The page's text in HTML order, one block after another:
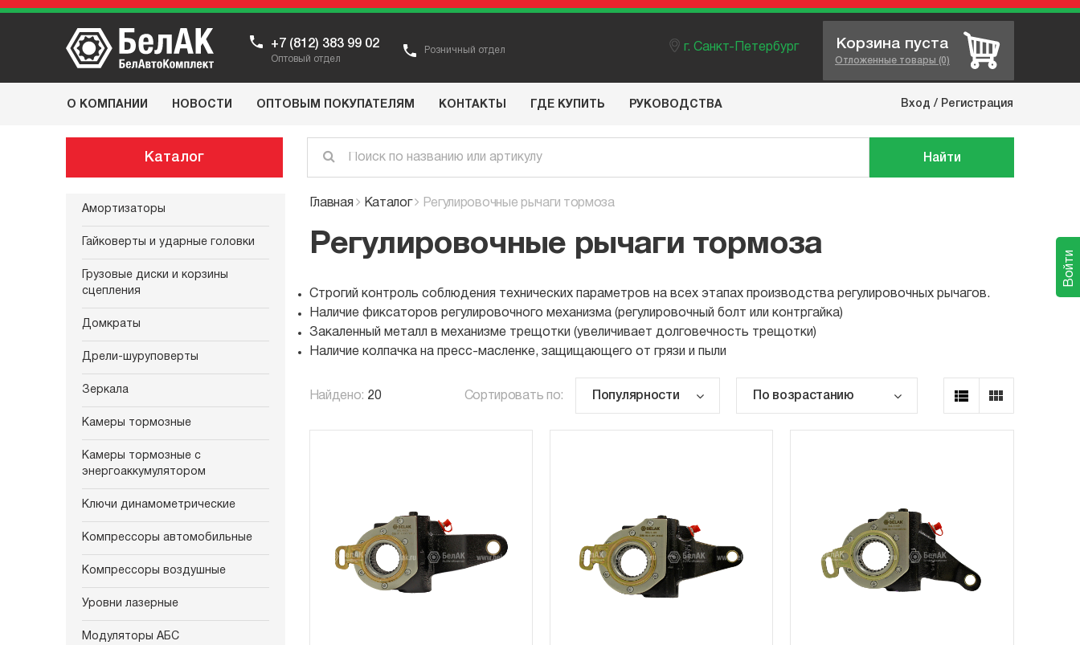
+7 (812) 383 99 02
Оптовый отдел
Розничный отдел г. Санкт-Петербург Корзина пуста
Отложенные товары (0)
О КОМПАНИИ НОВОСТИ ОПТОВЫМ ПОКУПАТЕЛЯМ КОНТАКТЫ ГДЕ КУПИТЬ РУКОВОДСТВА Вход / Регистрация
Каталог Найти
Амортизаторы
Гайковерты и ударные головки
Грузовые диски и корзины
сцепления
Домкраты
Дрели-шуруповерты
Зеркала
Камеры тормозные
Камеры тормозные с
энергоаккумулятором
Ключи динамометрические
Компрессоры автомобильные
Компрессоры воздушные
Уровни лазерные
Модуляторы АБС
Главная Каталог Регулировочные рычаги тормоза
Регулировочные рычаги тормоза
Строгий контроль соблюдения технических параметров на всех этапах производства регулировочных рычагов.
Наличие фиксаторов регулировочного механизма (регулировочный болт или контргайка)
Закаленный металл в механизме трещотки (увеличивает долговечность трещотки)
Наличие колпачка на пресс-масленке, защищающего от грязи и пыли
Найдено: 20 Сортировать по:
Войти